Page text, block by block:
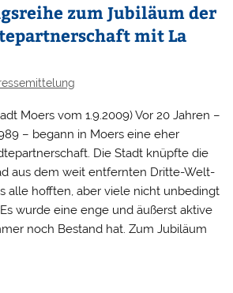
zum Jubiläum der
mit La
Moers vom 1.9.2009) Vor 20 Jahren –
– begann in Moers eine eher
Die Stadt knüpfte die
aus dem weit entfernten Dritte-Welt-
alle hofften, aber viele nicht unbedingt
wurde eine enge und äußerst aktive
noch Bestand hat. Zum Jubiläum